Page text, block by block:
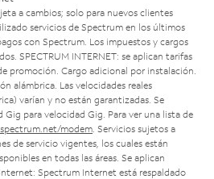
a cambios; solo para nuevos clientes
servicios de Spectrum en los últimos
con Spectrum. Los impuestos y cargos
SPECTRUM INTERNET: se aplican tarifas
promoción. Cargo adicional por instalación.
alámbrica. Las velocidades reales
varían y no están garantizadas. Se
Gig para velocidad Gig. Para ver una lista de
spectrum.net/modem . Servicios sujetos a
de servicio vigentes, los cuales están
en todas las áreas. Se aplican
Spectrum Internet está respaldado